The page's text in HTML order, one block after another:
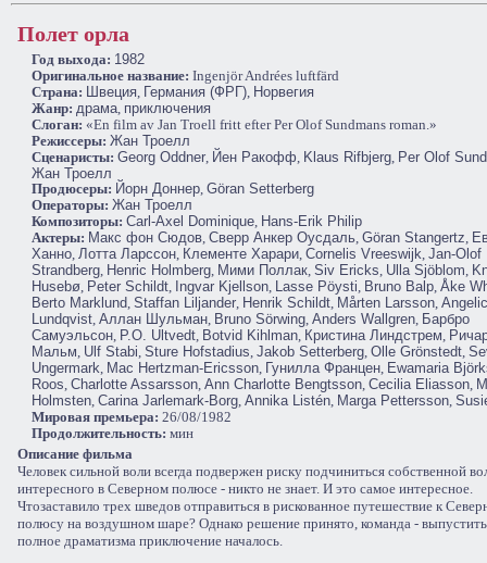
Полет орла
Год выхода: 1982
Оригинальное название: Ingenjör Andrées luftfärd
Cтрана: Швеция, Германия (ФРГ), Норвегия
Жанр: драма, приключения
Слоган: «En film av Jan Troell fritt efter Per Olof Sundmans roman.»
Режиссеры: Жан Троелл
Сценаристы: Georg Oddner, Йен Ракофф, Klaus Rifbjerg, Per Olof
Жан Троелл
Продюсеры: Йорн Доннер, Göran Setterberg
Операторы: Жан Троелл
Композиторы: Carl-Axel Dominique, Hans-Erik Philip
Актеры: Макс фон Сюдов, Сверр Анкер Оусдаль, Göran Stangertz,
Ханно, Лотта Ларссон, Клементе Харари, Cornelis Vreeswijk, Jan-Olof
Strandberg, Henric Holmberg, Мими Поллак, Siv Ericks, Ulla Sjöblom,
Husebø, Peter Schildt, Ingvar Kjellson, Lasse Pöysti, Bruno Balp, Åke
Berto Marklund, Staffan Liljander, Henrik Schildt, Mårten Larsson,
Lundqvist, Аллан Шульман, Bruno Sörwing, Anders Wallgren, Барбро
Самуэльсон, P.O. Ultvedt, Botvid Kihlman, Кристина Линдстрем,
Мальм, Ulf Stabi, Sture Hofstadius, Jakob Setterberg, Olle Grönstedt,
Ungermark, Mac Hertzman-Ericsson, Гунилла Францен, Ewamaria
Roos, Charlotte Assarsson, Ann Charlotte Bengtsson, Cecilia Eliasson,
Holmsten, Carina Jarlemark-Borg, Annika Listén, Marga Pettersson,
Мировая премьера: 26/08/1982
Продолжительность: мин
Описание фильма
Человек сильной воли всегда подвержен риску подчиниться собственной
интересного в Северном полюсе - никто не знает. И это самое интересное.
Чтозаставило трех шведов отправиться в рискованное путешествие к
полюсу на воздушном шаре? Однако решение принято, команда -
полное драматизма приключение началось.